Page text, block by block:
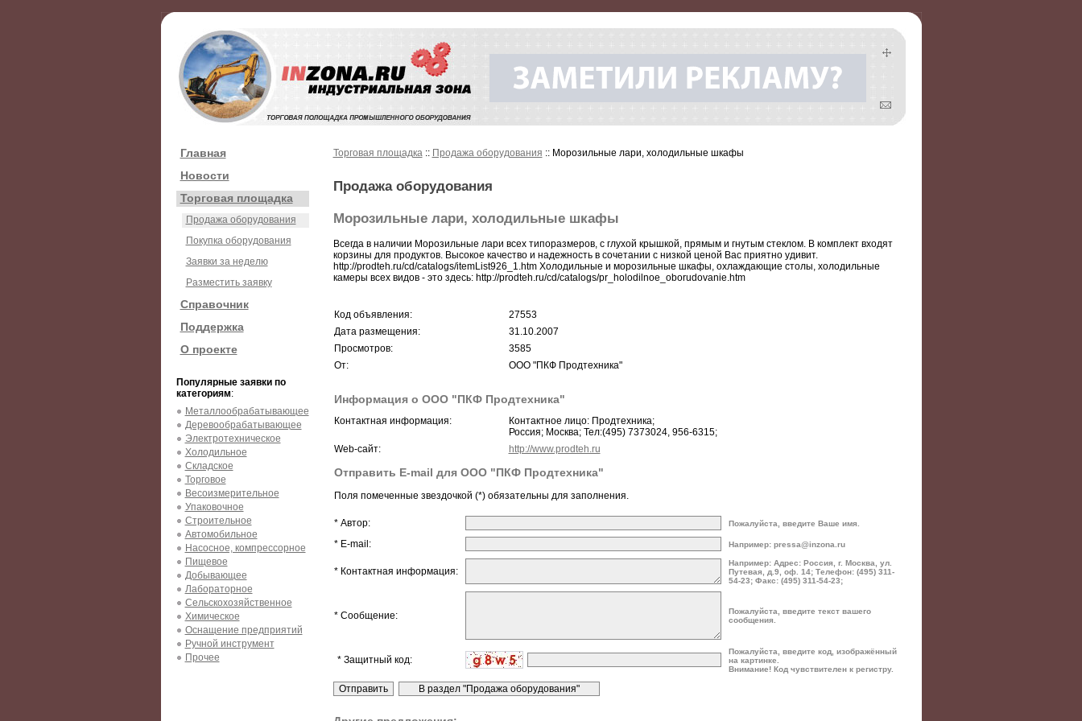
Главная
Новости
Торговая площадка
Продажа оборудования
Покупка оборудования
Заявки за неделю
Разместить заявку
Справочник
Поддержка
О проекте
Популярные заявки по
категориям:
Металлообрабатывающее
Деревообрабатывающее
Электротехническое
Холодильное
Складское
Торговое
Весоизмерительное
Упаковочное
Строительное
Автомобильное
Насосное, компрессорное
Пищевое
Добывающее
Лабораторное
Сельскохозяйственное
Химическое
Оснащение предприятий
Ручной инструмент
Прочее
Торговая площадка:: Продажа оборудования :: Морозильные лари, холодильные шкафы
Продажа оборудования
Морозильные лари, холодильные шкафы
Всегда в наличии Морозильные лари всех типоразмеров, с глухой крышкой, прямым и гнутым стеклом. В комплект входят
корзины для продуктов. Высокое качество и надежность в сочетании с низкой ценой Вас приятно удивит.
http://prodteh.ru/cd/catalogs/itemList926_1.htm Холодильные и морозильные шкафы, охлаждающие столы, холодильные
камеры всех видов - это здесь: http://prodteh.ru/cd/catalogs/pr_holodilnoe_oborudovanie.htm
Код объявления:
27553
Дата размещения:
31.10.2007
Просмотров:
3585
От:
ООО "ПКФ Продтехника"
Информация о ООО "ПКФ Продтехника"
Контактная информация:
Контактное лицо: Продтехника;
Россия; Москва; Тел:(495) 7373024, 956-6315;
Web-сайт:
http://www.prodteh.ru
Отправить E-mail для ООО "ПКФ Продтехника"
Поля помеченные звездочкой (*) обязательны для заполнения.
* Автор: Пожалуйста, введите Ваше имя.
* E-mail: Например: pressa@inzona.ru
* Контактная информация:
Например: Адрес: Россия, г. Москва, ул.
Путевая, д.9, оф. 14; Телефон: (495) 311-
54-23; Факс: (495) 311-54-23;
* Сообщение:
Пожалуйста, введите текст вашего
сообщения.
* Защитный код:
Пожалуйста, введите код, изображённый
на картинке.
Внимание! Код чувствителен к регистру.